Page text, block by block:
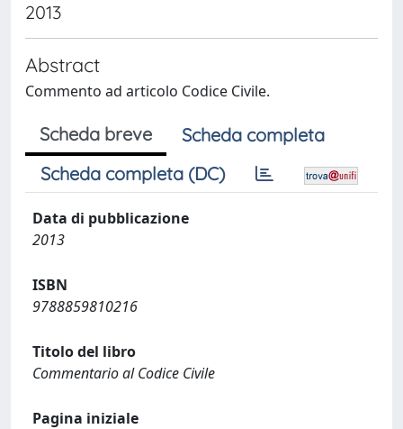
2013
Abstract
Commento ad articolo Codice Civile.
Scheda breve
Scheda completa
Scheda completa (DC)
Data di pubblicazione
2013
ISBN
9788859810216
Titolo del libro
Commentario al Codice Civile
Pagina iniziale